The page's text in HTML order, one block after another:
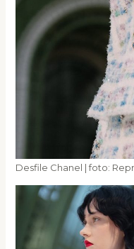
Desfile Chanel | foto: